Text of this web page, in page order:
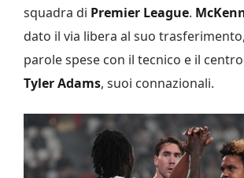
squadra di Premier League.
dato il via libera al suo
parole spese con il tecnico e il
Tyler Adams, suoi connazionali.